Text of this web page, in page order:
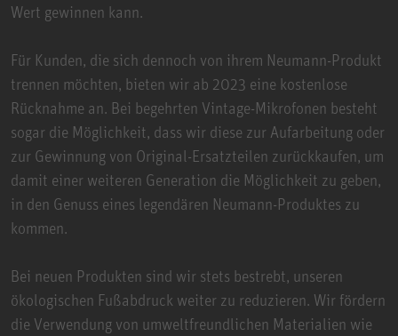
Wert gewinnen kann.
Für Kunden, die sich dennoch von ihrem Neumann-Produkt
trennen möchten, bieten wir ab 2023 eine kostenlose
Rücknahme an. Bei begehrten Vintage-Mikrofonen besteht
sogar die Möglichkeit, dass wir diese zur Aufarbeitung oder
zur Gewinnung von Original-Ersatzteilen zurückkaufen, um
damit einer weiteren Generation die Möglichkeit zu geben,
in den Genuss eines legendären Neumann-Produktes zu
kommen.
Bei neuen Produkten sind wir stets bestrebt, unseren
ökologischen Fußabdruck weiter zu reduzieren. Wir fördern
die Verwendung von umweltfreundlichen Materialien wie